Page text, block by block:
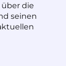
die
seinen